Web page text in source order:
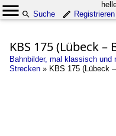
Suche
Registrieren
KBS 175 (Lübeck –
Bahnbilder, mal klassisch und
Strecken » KBS 175 (Lübeck